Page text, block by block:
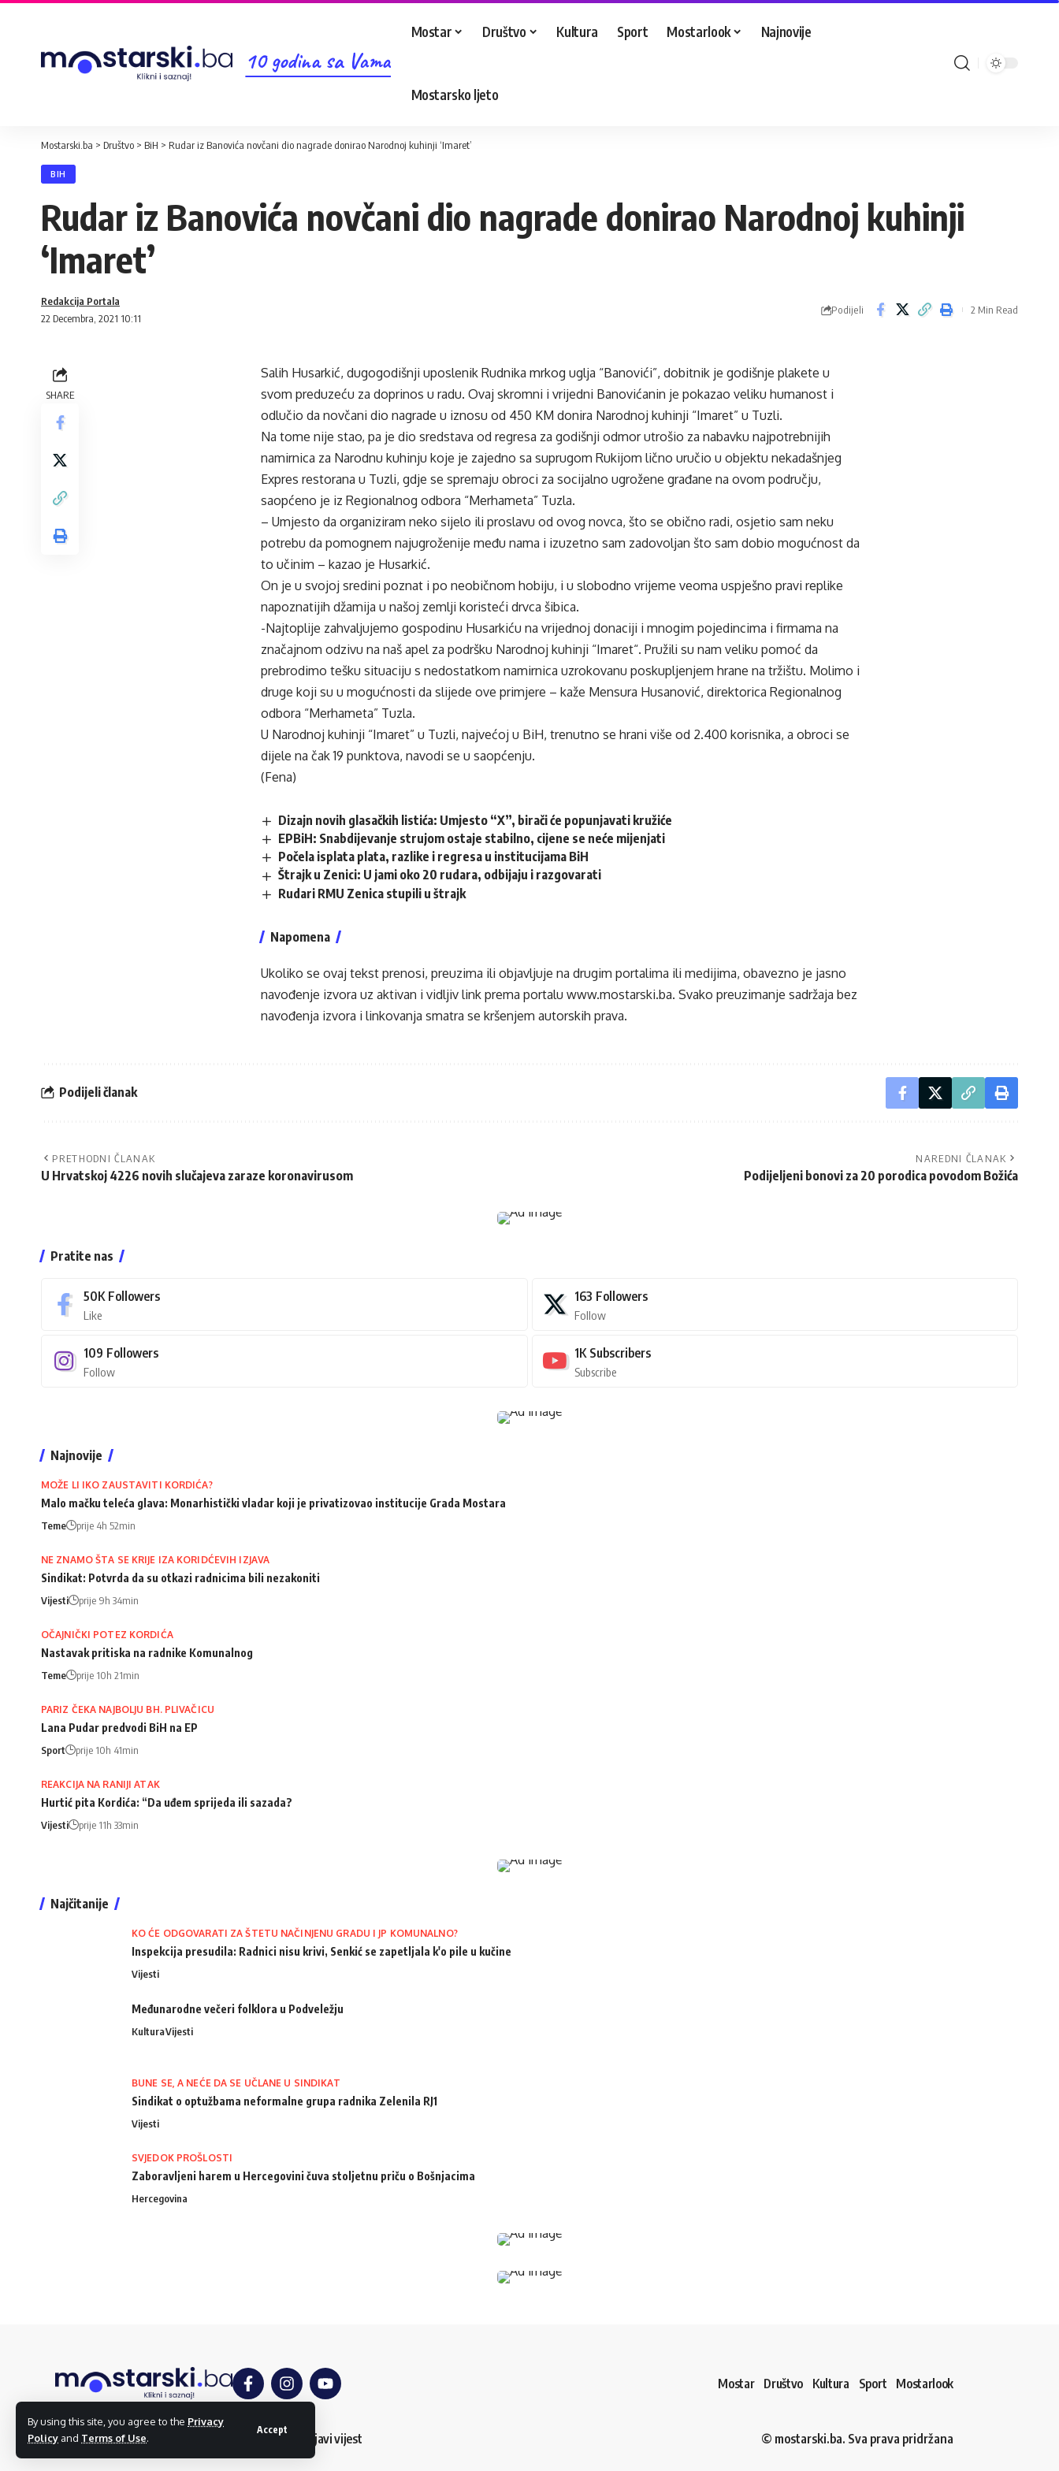
By using this site, you agree to the Privacy
Policy and Terms of Use.
Accept
10 godina sa Vama
Mostar Društvo Kultura Sport Mostarlook Najnovije
Mostarsko ljeto
Mostarski.ba > Društvo > BiH > Rudar iz Banovića novčani dio nagrade donirao Narodnoj kuhinji ‘Imaret’
BIH
Rudar iz Banovića novčani dio nagrade donirao Narodnoj kuhinji
‘Imaret’
22 Decembra, 2021 10:11
Redakcija Portala
Podijeli 2 Min Read
SHARE
Salih Husarkić, dugogodišnji uposlenik Rudnika mrkog uglja “Banovići”, dobitnik je godišnje plakete u
svom preduzeću za doprinos u radu. Ovaj skromni i vrijedni Banovićanin je pokazao veliku humanost i
odlučio da novčani dio nagrade u iznosu od 450 KM donira Narodnoj kuhinji “Imaret” u Tuzli.
Na tome nije stao, pa je dio sredstava od regresa za godišnji odmor utrošio za nabavku najpotrebnijih
namirnica za Narodnu kuhinju koje je zajedno sa suprugom Rukijom lično uručio u objektu nekadašnjeg
Expres restorana u Tuzli, gdje se spremaju obroci za socijalno ugrožene građane na ovom području,
saopćeno je iz Regionalnog odbora “Merhameta” Tuzla.
– Umjesto da organiziram neko sijelo ili proslavu od ovog novca, što se obično radi, osjetio sam neku
potrebu da pomognem najugroženije među nama i izuzetno sam zadovoljan što sam dobio mogućnost da
to učinim – kazao je Husarkić.
On je u svojoj sredini poznat i po neobičnom hobiju, i u slobodno vrijeme veoma uspješno pravi replike
napoznatijih džamija u našoj zemlji koristeći drvca šibica.
-Najtoplije zahvaljujemo gospodinu Husarkiću na vrijednoj donaciji i mnogim pojedincima i firmama na
značajnom odzivu na naš apel za podršku Narodnoj kuhinji “Imaret“. Pružili su nam veliku pomoć da
prebrodimo tešku situaciju s nedostatkom namirnica uzrokovanu poskupljenjem hrane na tržištu. Molimo i
druge koji su u mogućnosti da slijede ove primjere – kaže Mensura Husanović, direktorica Regionalnog
odbora “Merhameta” Tuzla.
U Narodnoj kuhinji “Imaret” u Tuzli, najvećoj u BiH, trenutno se hrani više od 2.400 korisnika, a obroci se
dijele na čak 19 punktova, navodi se u saopćenju.
(Fena)
Dizajn novih glasačkih listića: Umjesto “X”, birači će popunjavati kružiće
EPBiH: Snabdijevanje strujom ostaje stabilno, cijene se neće mijenjati
Počela isplata plata, razlike i regresa u institucijama BiH
Štrajk u Zenici: U jami oko 20 rudara, odbijaju i razgovarati
Rudari RMU Zenica stupili u štrajk
Napomena
Ukoliko se ovaj tekst prenosi, preuzima ili objavljuje na drugim portalima ili medijima, obavezno je jasno
navođenje izvora uz aktivan i vidljiv link prema portalu www.mostarski.ba. Svako preuzimanje sadržaja bez
navođenja izvora i linkovanja smatra se kršenjem autorskih prava.
Podijeli članak
PRETHODNI ČLANAK
U Hrvatskoj 4226 novih slučajeva zaraze koronavirusom
NAREDNI ČLANAK
Podijeljeni bonovi za 20 porodica povodom Božića
Pratite nas
50K Followers
Like
163 Followers
Follow
109 Followers
Follow
1K Subscribers
Subscribe
Najnovije
MOŽE LI IKO ZAUSTAVITI KORDIĆA?
Malo mačku teleća glava: Monarhistički vladar koji je privatizovao institucije Grada Mostara
Teme prije 4h 52min
NE ZNAMO ŠTA SE KRIJE IZA KORIDĆEVIH IZJAVA
Sindikat: Potvrda da su otkazi radnicima bili nezakoniti
Vijesti prije 9h 34min
OČAJNIČKI POTEZ KORDIĆA
Nastavak pritiska na radnike Komunalnog
Teme prije 10h 21min
PARIZ ČEKA NAJBOLJU BH. PLIVAČICU
Lana Pudar predvodi BiH na EP
Sport prije 10h 41min
REAKCIJA NA RANIJI ATAK
Hurtić pita Kordića: “Da uđem sprijeda ili sazada?
Vijesti prije 11h 33min
Najčitanije
KO ĆE ODGOVARATI ZA ŠTETU NAČINJENU GRADU I JP KOMUNALNO?
Inspekcija presudila: Radnici nisu krivi, Senkić se zapetljala k'o pile u kučine
Vijesti
Međunarodne večeri folklora u Podveležju
KulturaVijesti
BUNE SE, A NEĆE DA SE UČLANE U SINDIKAT
Sindikat o optužbama neformalne grupa radnika Zelenila RJ1
Vijesti
SVJEDOK PROŠLOSTI
Zaboravljeni harem u Hercegovini čuva stoljetnu priču o Bošnjacima
Hercegovina
Mostar Društvo Kultura Sport Mostarlook
O nama Impressum Kontakt Dojavi vijest © mostarski.ba. Sva prava pridržana